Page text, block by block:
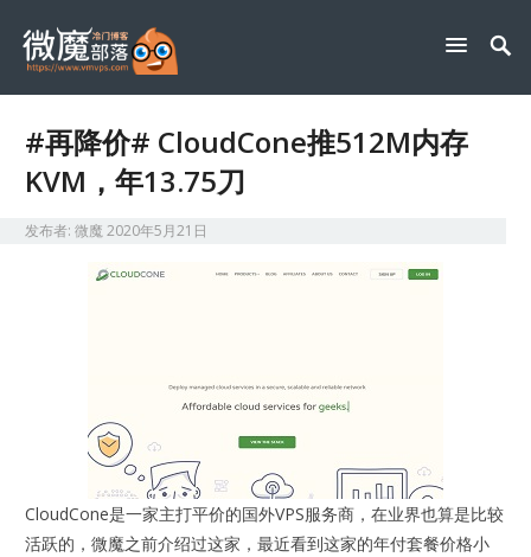
#再降价# CloudCone推512M内存
KVM，年13.75刀
发布者:微魔2020年5月21日
CloudCone是一家主打平价的国外VPS服务商，在业界也算是比较
活跃的，微魔之前介绍过这家，最近看到这家的年付套餐价格小